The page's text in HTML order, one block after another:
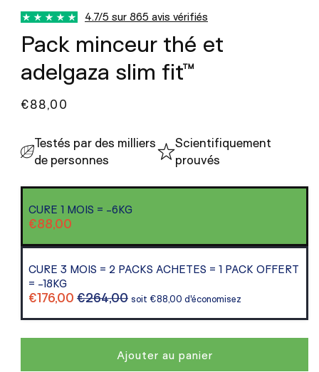
4.7/5 sur 865 avis vérifiés
Pack minceur thé et
adelgaza slim fit™
Prix
€88,00
Testés par des milliers
de personnes
Scientifiquement
prouvés
CURE 1 MOIS = -6KG
€88,00
CURE 3 MOIS = 2 PACKS ACHETES = 1 PACK OFFERT
= -18KG
€176,00 €264,00 soit €88,00 d'économisez
Ajouter au panier